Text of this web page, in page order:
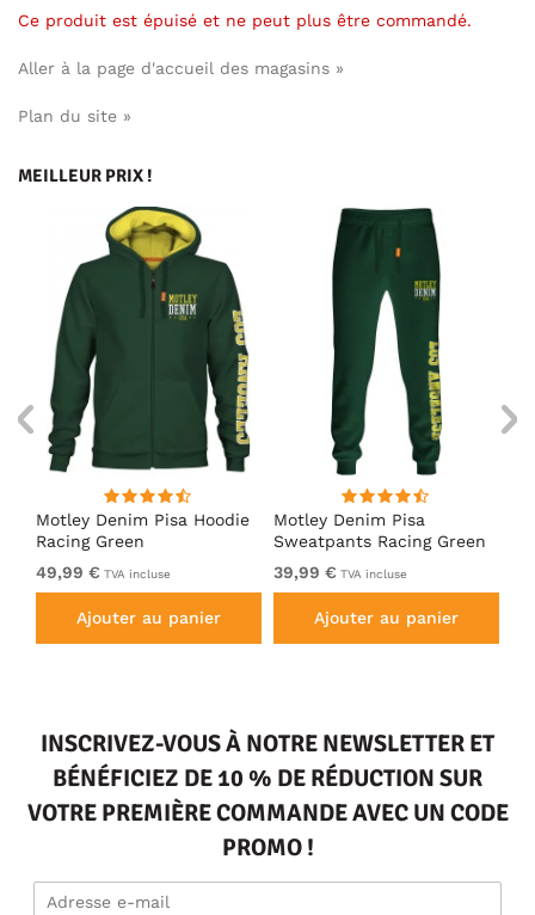
Ce produit est épuisé et ne peut plus être commandé.
Aller à la page d'accueil des magasins »
Plan du site »
MEILLEUR PRIX !
Motley Denim Pisa Hoodie
Racing Green
49,99 € TVA incluse
Ajouter au panier
Motley Denim Pisa
Sweatpants Racing Green
39,99 € TVA incluse
Ajouter au panier
INSCRIVEZ-VOUS À NOTRE NEWSLETTER ET
BÉNÉFICIEZ DE 10 % DE RÉDUCTION SUR
VOTRE PREMIÈRE COMMANDE AVEC UN CODE
PROMO !